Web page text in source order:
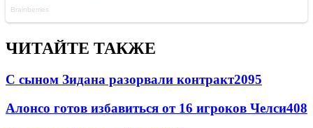
ЧИТАЙТЕ ТАКЖЕ
С сыном Зидана разорвали контракт2095
Алонсо готов избавиться от 16 игроков Челси408